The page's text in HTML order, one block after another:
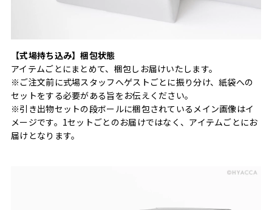
【式場持ち込み】梱包状態
アイテムごとにまとめて、梱包しお届けいたします。
※ご注文前に式場スタッフへゲストごとに振り分け、紙袋への
セットをする必要がある旨をお伝えください。
※引き出物セットの段ボールに梱包されているメイン画像はイ
メージです。1セットごとのお届けではなく、アイテムごとにお
届けとなります。